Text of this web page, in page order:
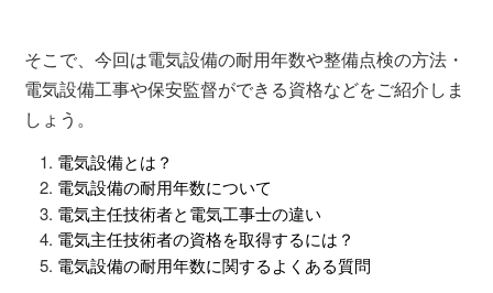
そこで、今回は電気設備の耐用年数や整備点検の方法・
電気設備工事や保安監督ができる資格などをご紹介しま
しょう。
電気設備とは？
電気設備の耐用年数について
電気主任技術者と電気工事士の違い
電気主任技術者の資格を取得するには？
電気設備の耐用年数に関するよくある質問